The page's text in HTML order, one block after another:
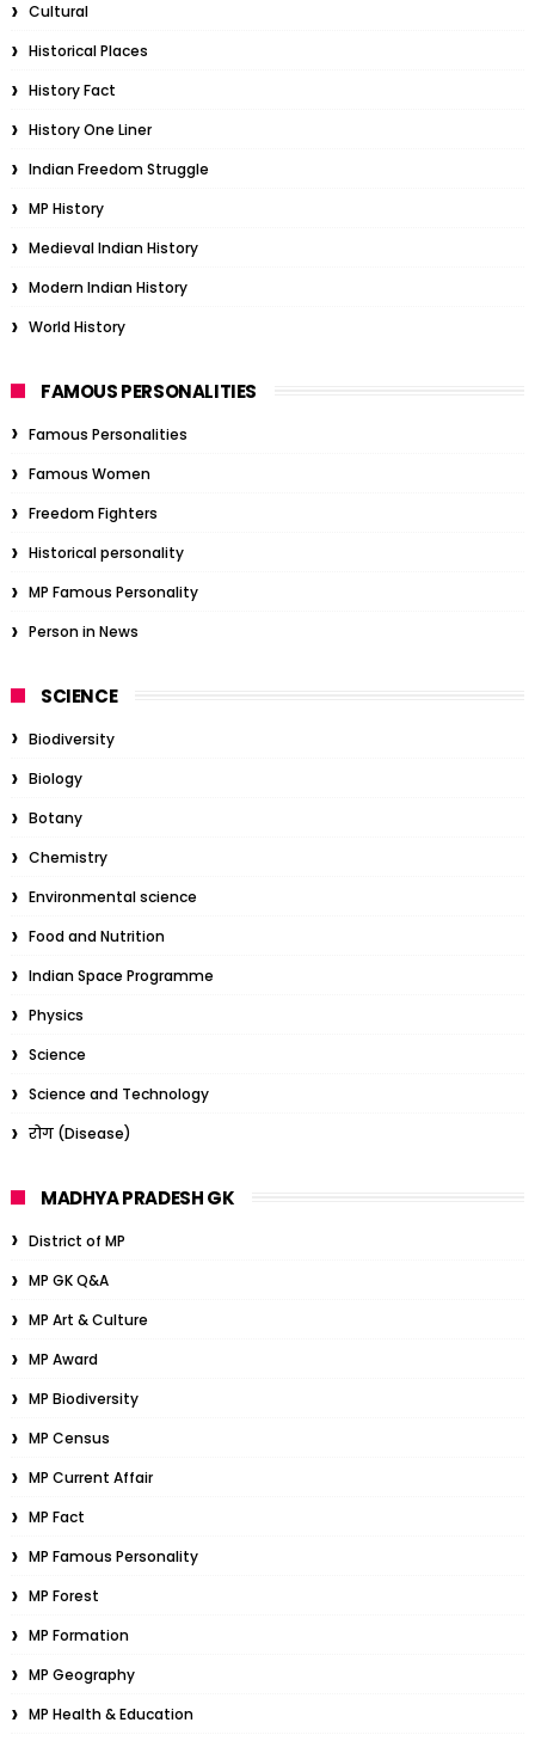
Cultural
Historical Places
History Fact
History One Liner
Indian Freedom Struggle
MP History
Medieval Indian History
Modern Indian History
World History
FAMOUS PERSONALITIES
Famous Personalities
Famous Women
Freedom Fighters
Historical personality
MP Famous Personality
Person in News
SCIENCE
Biodiversity
Biology
Botany
Chemistry
Environmental science
Food and Nutrition
Indian Space Programme
Physics
Science
Science and Technology
रोग (Disease)
MADHYA PRADESH GK
District of MP
MP GK Q&A
MP Art & Culture
MP Award
MP Biodiversity
MP Census
MP Current Affair
MP Fact
MP Famous Personality
MP Forest
MP Formation
MP Geography
MP Health & Education